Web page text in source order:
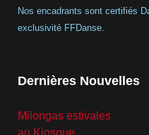
Nos encadrants sont certifiés
exclusivité FFDanse.
Dernières Nouvelles
Milongas estivales
au Kiosque